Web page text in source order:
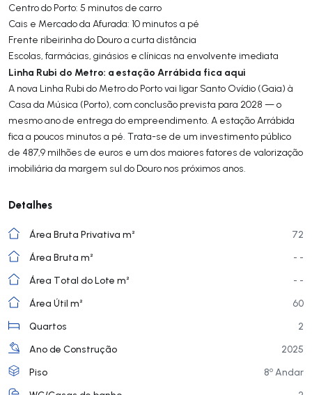
Centro do Porto: 5 minutos de carro
Cais e Mercado da Afurada: 10 minutos a pé
Frente ribeirinha do Douro a curta distância
Escolas, farmácias, ginásios e clínicas na envolvente imediata
Linha Rubi do Metro: a estação Arrábida fica aqui
A nova Linha Rubi do Metro do Porto vai ligar Santo Ovídio (Gaia) à
Casa da Música (Porto), com conclusão prevista para 2028 — o
mesmo ano de entrega do empreendimento. A estação Arrábida
fica a poucos minutos a pé. Trata-se de um investimento público
de 487,9 milhões de euros e um dos maiores fatores de valorização
imobiliária da margem sul do Douro nos próximos anos.
Detalhes
Área Bruta Privativa m²
72
Área Bruta m²
- -
Área Total do Lote m²
- -
Área Útil m²
60
Quartos
2
Ano de Construção
2025
Piso
8o Andar